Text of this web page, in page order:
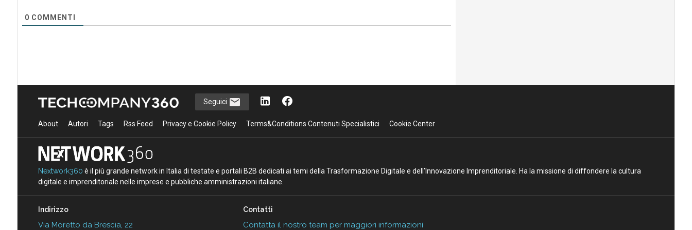
0 COMMENTI
Seguici
About Autori Tags Rss Feed Privacy e Cookie Policy Terms&Conditions Contenuti Specialistici Cookie Center
Nextwork360 è il più grande network in Italia di testate e portali B2B dedicati ai temi della Trasformazione Digitale e dell’Innovazione Imprenditoriale. Ha la missione di diffondere la cultura
digitale e imprenditoriale nelle imprese e pubbliche amministrazioni italiane.
Indirizzo
Via Moretto da Brescia, 22
Contatti
Contatta il nostro team per maggiori informazioni